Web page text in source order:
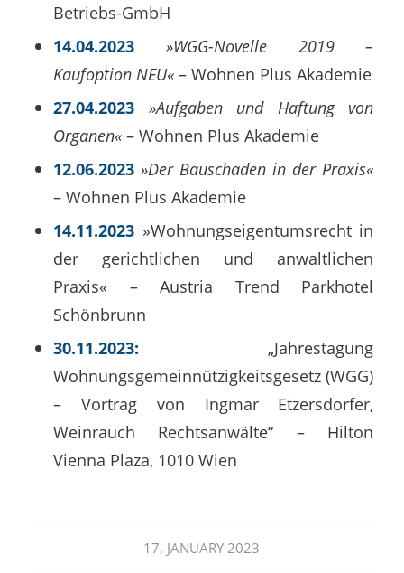
Betriebs-GmbH
14.04.2023
»WGG-Novelle 2019 –
Kaufoption NEU«– Wohnen Plus Akademie
27.04.2023
»Aufgaben und Haftung von
Organen«– Wohnen Plus Akademie
12.06.2023 »Der Bauschaden in der Praxis«
– Wohnen Plus Akademie
14.11.2023»Wohnungseigentumsrecht in
der gerichtlichen und anwaltlichen
Praxis« – Austria Trend Parkhotel
Schönbrunn
30.11.2023:„Jahrestagung
Wohnungsgemeinnützigkeitsgesetz (WGG)
– Vortrag von Ingmar Etzersdorfer,
Weinrauch Rechtsanwälte“ – Hilton
Vienna Plaza, 1010 Wien
17. JANUARY 2023